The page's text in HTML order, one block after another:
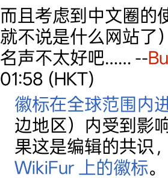
而且考虑到中文圈的
就不说是什么网站了
名声不太好吧…… --
01:58 (HKT)
徽标在全球范围内
边地区）内受到影
果这是编辑的共识
WikiFur 上的徽标